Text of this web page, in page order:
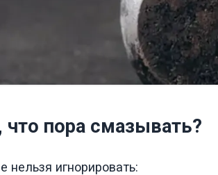
что пора смазывать?
нельзя игнорировать: